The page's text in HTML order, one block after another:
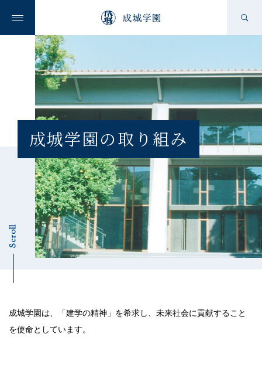
成城学園を知る
学校を知る
ニュース
成城学園同窓会
成城学園の取り組み
Scroll
成城学園は、「建学の精神」を希求し、未来社会に貢献すること
を使命としています。